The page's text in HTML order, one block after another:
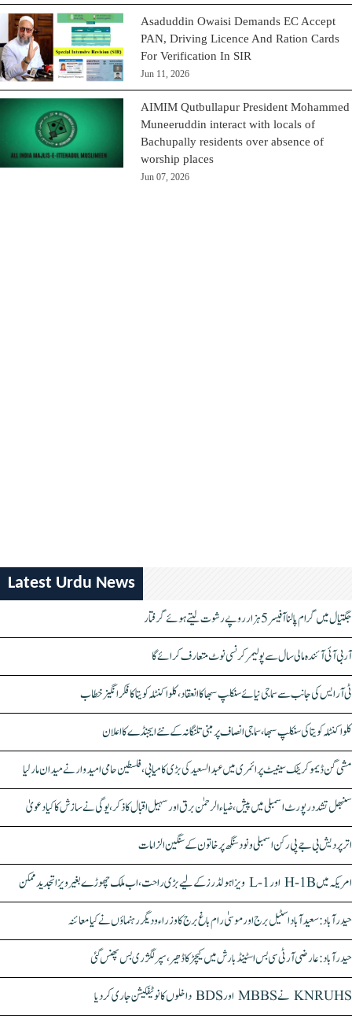
Asaduddin Owaisi Demands EC Accept
PAN, Driving Licence And Ration Cards
For Verification In SIR
Jun 11, 2026
AIMIM Qutbullapur President Mohammed
Muneeruddin interact with locals of
Bachupally residents over absence of
worship places
Jun 07, 2026
Latest Urdu News
جگتیال میں گرام پالنا آفیسر 5 ہزار روپے رشوت لیتے ہوئے گرفتار
آر بی آئی آئندہ مالی سال سے پولیمر کرنسی نوٹ متعارف کرائے گا
ٹی آر ایس کی جانب سے سماجی نیائے سنکلپ سبھا کا انعقاد، کلواکنٹلہ کویتا کا فکر انگیز خطاب
کلواکنٹلہ کویتا کی سنکلپ سبھا، سماجی انصاف پر مبنی تلنگانہ کے نئے ایجنڈے کا اعلان
مشی گن ڈیموکریٹک سینیٹ پرائمری میں عبدالسعید کی بڑی کامیابی، فلسطین حامی امیدوار نے میدان مار لیا
سنبھل تشدد رپورٹ اسمبلی میں پیش، ضیاء الرحمٰن برق اور سہیل اقبال کا ذکر، یوگی نے سازش کا کیا دعویٰ
اتر پردیش بی جے پی رکن اسمبلی ونود سنگھ پر خاتون کے سنگین الزامات
امریکہ میں H-1B اور L-1 ویزا ہولڈرز کے لیے بڑی راحت، اب ملک چھوڑے بغیر ویزا تجدید ممکن
حیدرآباد: سعیدآباد اسٹیل برج اور موسیٰ رام باغ برج کا وزراء و دیگر رہنماؤں نے کیا معائنہ
حیدرآباد: عارضی آر ٹی سی بس اسٹینڈ بارش میں کیچڑ کا ڈھیر، سپر لگژری بس پھنس گئی
KNRUHS نے MBBS اور BDS داخلوں کا نوٹیفکیشن جاری کر دیا